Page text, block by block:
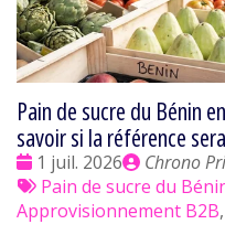
Pain de sucre du Bénin
savoir si la référence
Date
:
1 juil. 2026
Publié
par
Chrono
Tags
:
Pain de sucre du
Approvisionnement B2B,